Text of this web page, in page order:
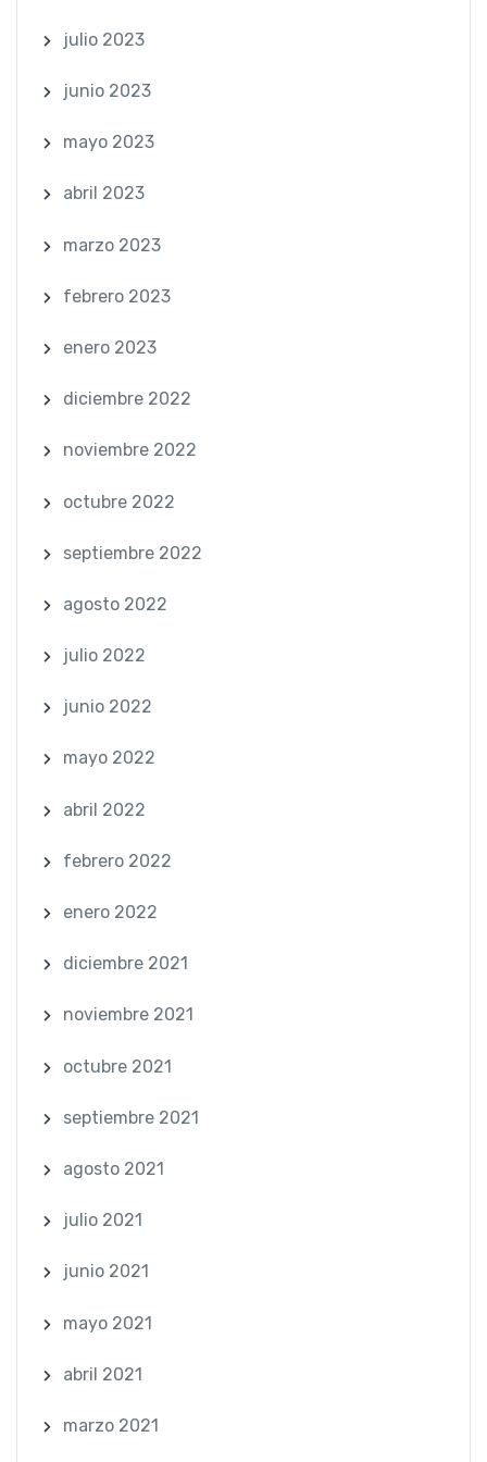
julio 2023
junio 2023
mayo 2023
abril 2023
marzo 2023
febrero 2023
enero 2023
diciembre 2022
noviembre 2022
octubre 2022
septiembre 2022
agosto 2022
julio 2022
junio 2022
mayo 2022
abril 2022
febrero 2022
enero 2022
diciembre 2021
noviembre 2021
octubre 2021
septiembre 2021
agosto 2021
julio 2021
junio 2021
mayo 2021
abril 2021
marzo 2021